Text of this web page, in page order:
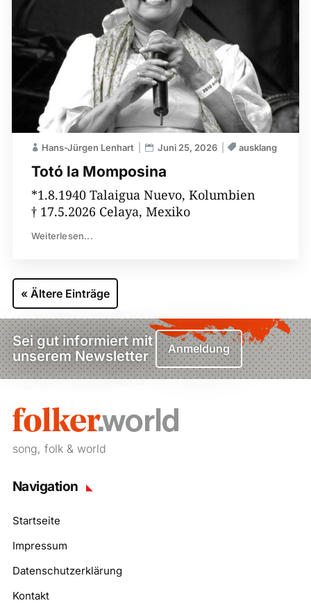
Totó la Momposina
Hans-Jürgen Lenhart Juni 25, 2026 ausklang
*1.8.1940 Talaigua Nuevo, Kolumbien
† 17.5.2026 Celaya, Mexiko
Weiterlesen...
« Ältere Einträge
Sei gut informiert mit
unserem Newsletter
Anmeldung
song, folk & world
Navigation
Startseite
Impressum
Datenschutzerklärung
Kontakt